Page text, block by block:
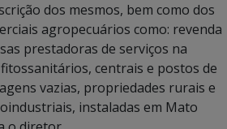
dos mesmos, bem como dos
agropecuários como: revenda
prestadoras de serviços na
centrais e postos de
vazias, propriedades rurais e
instaladas em Mato